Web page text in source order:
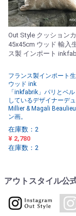
Out Style クッション
45x45cm ウッド 輸入
ス製 インポート
フランス製インポート
ウッド ink
「inkfabrik」パリとベ
しているデザイナーデ
Millier & Magali
ン画。
在庫数：2
¥ 2,780
在庫数：2
アウトスタイル公